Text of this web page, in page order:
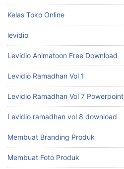
Kelas Toko Online
levidio
Levidio Animatoon Free Download
Levidio Ramadhan Vol 1
Levidio Ramadhan Vol 7 Powerpoint
Levidio ramadhan vol 8 download
Membuat Branding Produk
Membuat Foto Produk